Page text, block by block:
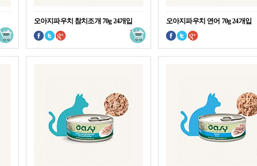
오아지파우치 참치조개 70g 24개입 오아지파우치 연어 70g 24개입